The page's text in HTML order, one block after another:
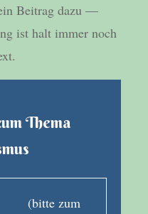
Beitrag dazu —
ist halt immer noch
Thema
(bitte zum